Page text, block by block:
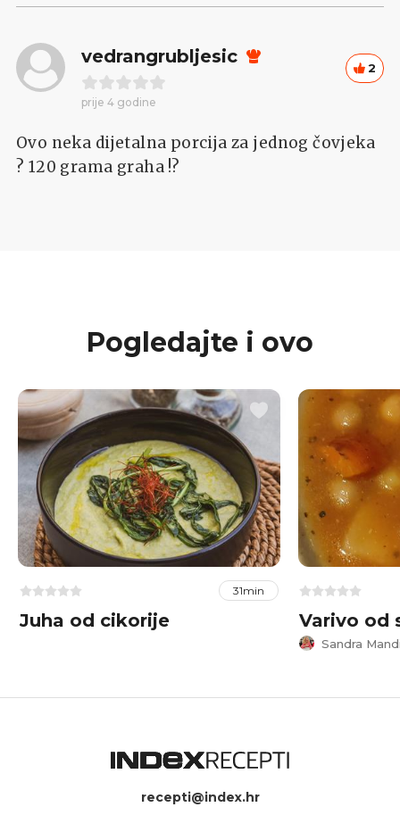
vedrangrubljesic
prije 4 godine
2
Ovo neka dijetalna porcija za jednog čovjeka
? 120 grama graha !?
Pogledajte i ovo
31min
Juha od cikorije Varivo od
Sandra
recepti@index.hr